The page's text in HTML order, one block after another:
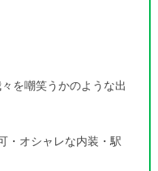
を嘲笑うかのような出
・オシャレな内装・駅